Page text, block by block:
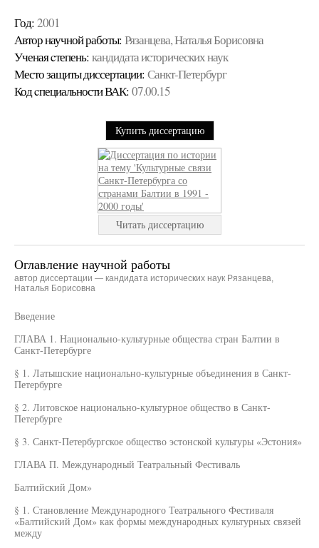
Год: 2001
Автор научной работы: Рязанцева, Наталья Борисовна
Ученая cтепень: кандидата исторических наук
Место защиты диссертации: Санкт-Петербург
Код cпециальности ВАК: 07.00.15
Купить диссертацию
Читать диссертацию
Оглавление научной работы
автор диссертации — кандидата исторических наук Рязанцева,
Наталья Борисовна
Введение
ГЛАВА 1. Национально-культурные общества стран Балтии в
Санкт-Петербурге
§ 1. Латышские национально-культурные объединения в Санкт-
Петербурге
§ 2. Литовское национально-культурное общество в Санкт-
Петербурге
§ 3. Санкт-Петербургское общество эстонской культуры «Эстония»
ГЛАВА П. Международный Театральный Фестиваль
Балтийский Дом»
§ 1. Становление Международного Театрального Фестиваля
«Балтийский Дом» как формы международных культурных связей
между